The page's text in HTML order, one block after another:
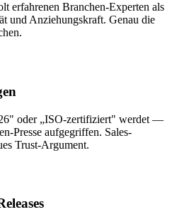
erfahrenen Branchen-Experten als
und Anziehungskraft. Genau die
oder „ISO-zertifiziert" werdet —
Presse aufgegriffen. Sales-
Trust-Argument.